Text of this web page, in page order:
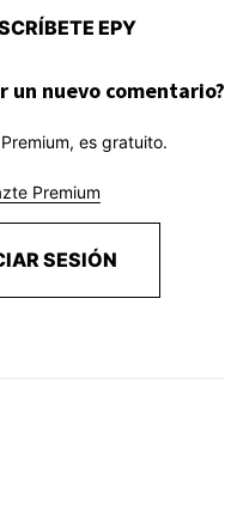
EPY
un nuevo comentario?
es gratuito.
Premium
SESIÓN